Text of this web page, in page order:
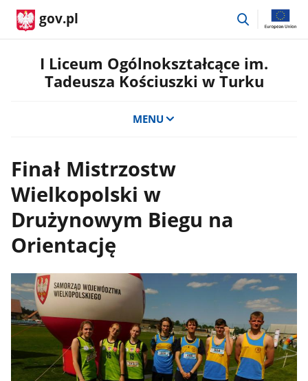
gov.pl
przejdź
I Liceum Ogólnokształcące im.
Tadeusza Kościuszki w Turku
MENU
Finał Mistrzostw
Wielkopolski w
Drużynowym Biegu na
Orientację